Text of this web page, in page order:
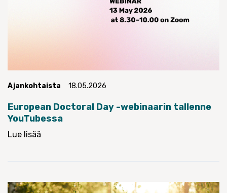
Ajankohtaista 18.05.2026
European Doctoral Day -webinaarin tallenne
YouTubessa
Lue lisää